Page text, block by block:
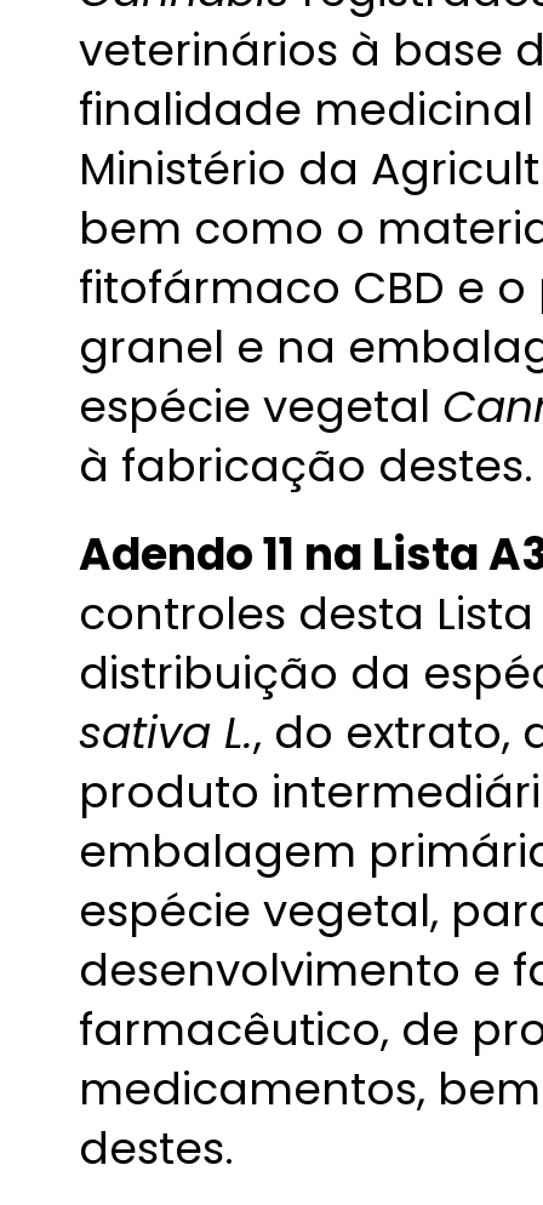
veterinários à base
finalidade
Ministério da
bem como o
fitofármaco CBD e
granel e na
espécie vegetal
à fabricação destes.
Adendo 11 na Lista
controles desta
distribuição da
sativa L., do extrato,
produto
embalagem
espécie vegetal,
desenvolvimento e
farmacêutico, de
medicamentos,
destes.